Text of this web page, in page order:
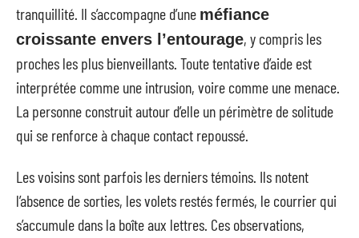
tranquillité. Il s’accompagne d’une méfiance
croissante envers l’entourage, y compris les
proches les plus bienveillants. Toute tentative d’aide est
interprétée comme une intrusion, voire comme une menace.
La personne construit autour d’elle un périmètre de solitude
qui se renforce à chaque contact repoussé.
Les voisins sont parfois les derniers témoins. Ils notent
l’absence de sorties, les volets restés fermés, le courrier qui
s’accumule dans la boîte aux lettres. Ces observations,